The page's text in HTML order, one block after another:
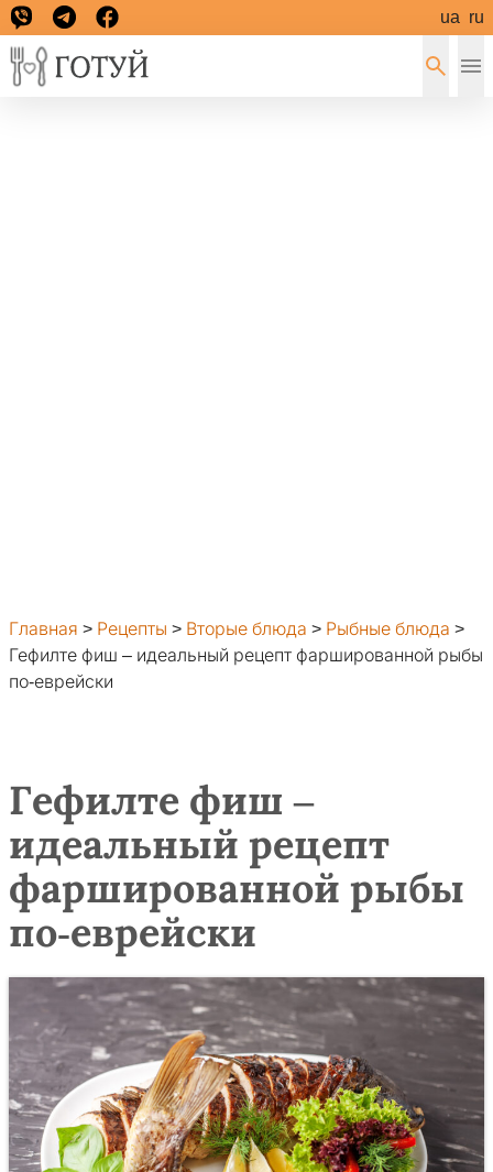
ua ru
Главная > Рецепты > Вторые блюда > Рыбные блюда >
Гефилте фиш – идеальный рецепт фаршированной рыбы
по-еврейски
Гефилте фиш –
идеальный рецепт
фаршированной рыбы
по-еврейски